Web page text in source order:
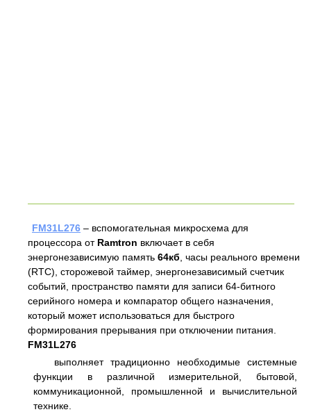
FM31L276 – вспомогательная микросхема для
процессора от Ramtron включает в себя
энергонезависимую память 64кб , часы реального времени
(RTC), сторожевой таймер, энергонезависимый счетчик
событий, пространство памяти для записи 64-битного
серийного номера и компаратор общего назначения,
который может использоваться для быстрого
формирования прерывания при отключении питания.
FM31L276
выполняет традиционно необходимые системные
функции в различной измерительной, бытовой,
коммуникационной, промышленной и вычислительной
технике.